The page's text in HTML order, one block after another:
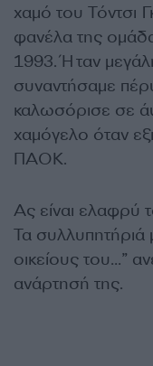
χαμό του Τόντσι
φανέλα της
1993. Ήταν
συναντήσαμε
καλωσόρισε σε
χαμόγελο όταν
ΠΑΟΚ.
Ας είναι ελαφρύ
Τα συλλυπητήριά
οικείους του…”
ανάρτησή της.